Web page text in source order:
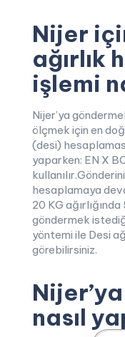
Nijer
ağırlık
işlemi
Nijer’ya
ölçmek için en
(desi)
yaparken: EN X
hesaplamaya
20 KG
göndermek
yöntemi ile Desi
görebilirsiniz.
nasıl